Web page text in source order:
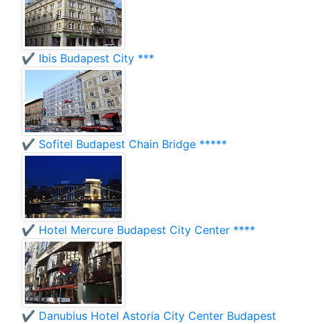
✔️ Ibis Budapest City ***
✔️ Sofitel Budapest Chain Bridge *****
✔️ Hotel Mercure Budapest City Center ****
✔️ Danubius Hotel Astoria City Center Budapest